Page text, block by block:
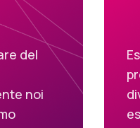
del
noi